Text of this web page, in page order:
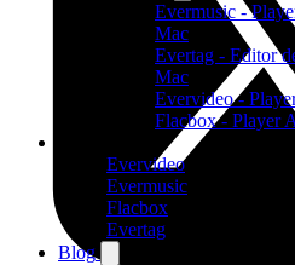
Evermusic -
Mac
Evertag - Editor
Mac
Evervideo -
Flacbox - Player
Evervideo
Evermusic
Flacbox
Evertag
Blog